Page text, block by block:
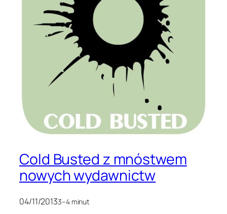
Cold Busted z mnóstwem
nowych wydawnictw
04/11/20133–4 minut